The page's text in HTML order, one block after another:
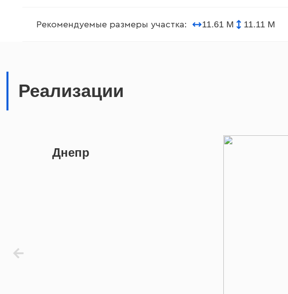
Рекомендуемые размеры участка: 11.61 М 11.11 М
Реализации
Днепр